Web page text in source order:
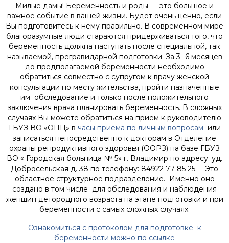
Милые дамы! Беременность и роды — это большое и
важное событие в вашей жизни. Будет очень ценно, если
Вы подготовитесь к нему правильно. В современном мире
благоразумные люди стараются придерживаться того, что
беременность должна наступать после специальной, так
называемой, прегравидарной подготовки. За 3- 6 месяцев
до предполагаемой беременности необходимо
обратиться совместно с супругом к врачу женской
консультации по месту жительства, пройти назначенные
им обследование и только после положительного
заключения врача планировать беременность. В сложных
случаях Вы можете обратиться на прием к руководителю
ГБУЗ ВО «ОПЦ» в часы приема по личным вопросам или
записаться непосредственно к докторам в Отделение
охраны репродуктивного здоровья (ООРЗ) на базе ГБУЗ
ВО « Городская больница № 5» г. Владимир по адресу: уд.
Добросельская д. 38 по телефону: 84922 77 85 25. Это
областное структурное подразделение. Именно оно
создано в том числе для обследования и наблюдения
женщин детородного возраста на этапе подготовки и при
беременности с самых сложных случаях.
Ознакомиться с протоколом для подготовке к
беременности можно по ссылке